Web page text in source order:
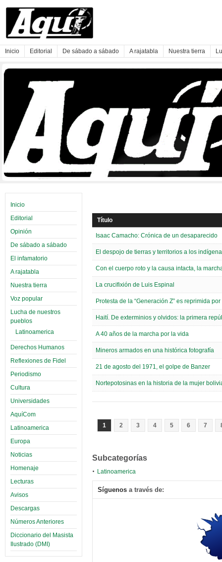
Inicio Editorial De sábado a sábado A rajatabla Nuestra tierra
Inicio
Editorial
Opinión
De sábado a sábado
El infamatorio
A rajatabla
Nuestra tierra
Voz popular
Lucha de nuestros
pueblos
Latinoamerica
Derechos Humanos
Reflexiones de Fidel
Periodismo
Cultura
Universidades
AquíCom
Latinoamerica
Europa
Noticias
Homenaje
Lecturas
Avisos
Descargas
Números Anteriores
Diccionario del Masista
Ilustrado (DMI)
Título
Isaac Camacho: Crónica de un desaparecido
El despojo de tierras y territorios a los
Con el cuerpo roto y la causa intacta, la
La crucifixión de Luis Espinal
Protesta de la “Generación Z” es reprimida
Haití. De exterminios y olvidos: la primera
A 40 años de la marcha por la vida
Mineros armados en una histórica fotografía
21 de agosto del 1971, el golpe de Banzer
Nortepotosinas en la historia de la mujer
1 2 3 4 5 6 7
Subcategorías
Latinoamerica
Síguenos a través de: